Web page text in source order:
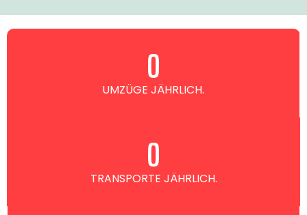
UMZÜGE JÄHRLICH.
0
TRANSPORTE JÄHRLICH.
0